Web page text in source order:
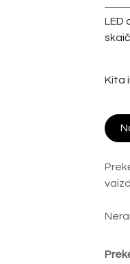
LED
Kita